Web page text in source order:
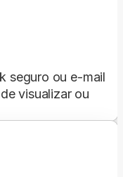
seguro ou e-mail
visualizar ou